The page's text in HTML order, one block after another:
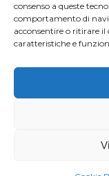
consenso a queste
comportamento di
acconsentire o ritirare
caratteristiche e
THERESE
Chi